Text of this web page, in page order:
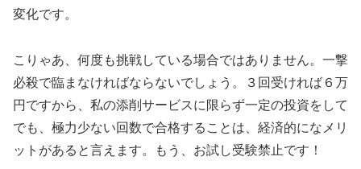
変化です。
こりゃあ、何度も挑戦している場合ではありません。一撃
必殺で臨まなければならないでしょう。３回受ければ６万
円ですから、私の添削サービスに限らず一定の投資をして
でも、極力少ない回数で合格することは、経済的になメリ
ットがあると言えます。もう、お試し受験禁止です！